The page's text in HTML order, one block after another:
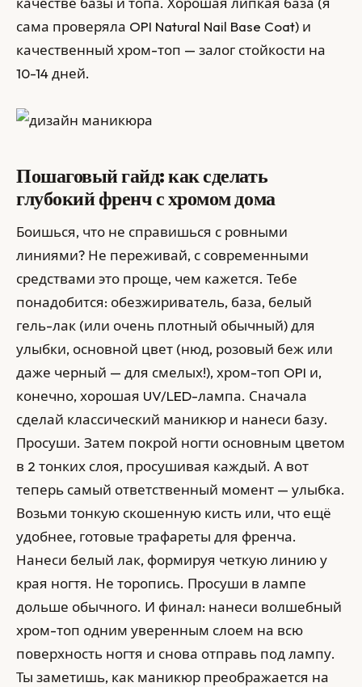
сама проверяла OPI Natural Nail Base Coat) и
качественный хром-топ — залог стойкости на
10-14 дней.
Пошаговый гайд: как сделать
глубокий френч с хромом дома
Боишься, что не справишься с ровными
линиями? Не переживай, с современными
средствами это проще, чем кажется. Тебе
понадобится: обезжириватель, база, белый
гель-лак (или очень плотный обычный) для
улыбки, основной цвет (нюд, розовый беж или
даже черный — для смелых!), хром-топ OPI и,
конечно, хорошая UV/LED-лампа. Сначала
сделай классический маникюр и нанеси базу.
Просуши. Затем покрой ногти основным цветом
в 2 тонких слоя, просушивая каждый. А вот
теперь самый ответственный момент — улыбка.
Возьми тонкую скошенную кисть или, что ещё
удобнее, готовые трафареты для френча.
Нанеси белый лак, формируя четкую линию у
края ногтя. Не торопись. Просуши в лампе
дольше обычного. И финал: нанеси волшебный
хром-топ одним уверенным слоем на всю
поверхность ногтя и снова отправь под лампу.
Ты заметишь, как маникюр преображается на